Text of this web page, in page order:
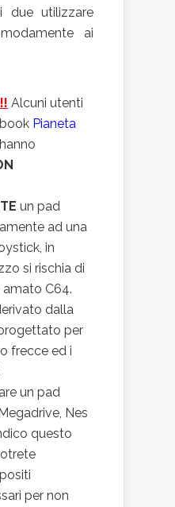
due utilizzare
ai
Alcuni utenti
Pianeta
un pad
ad una
in
si rischia di
C64.
dalla
per
frecce ed i
un pad
Nes
questo
per non